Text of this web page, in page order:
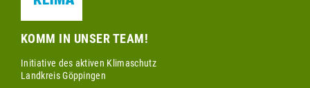
KOMM IN UNSER TEAM!
Initiative des aktiven Klimaschutz
Landkreis Göppingen